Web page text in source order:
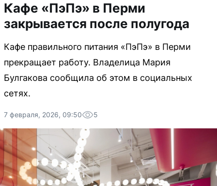
Кафе «ПэПэ» в Перми
закрывается после полугода
Кафе правильного питания «ПэПэ» в Перми
прекращает работу. Владелица Мария
Булгакова сообщила об этом в социальных
сетях.
7 февраля, 2026, 09:50 5